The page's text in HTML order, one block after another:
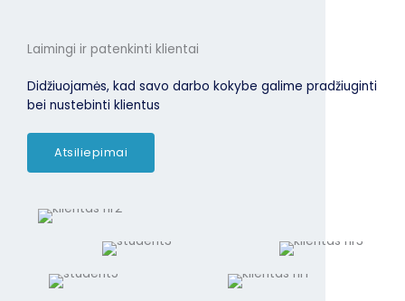
Laimingi ir patenkinti klientai
Didžiuojamės, kad savo darbo kokybe galime pradžiuginti
bei nustebinti klientus
Atsiliepimai